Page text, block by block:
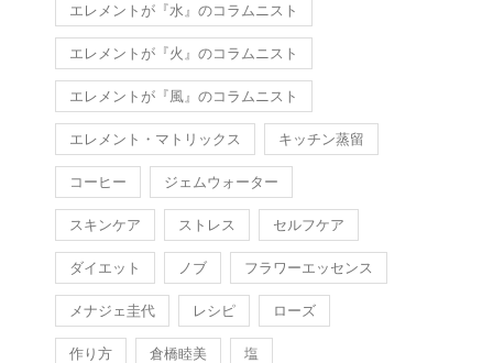
エレメントが『水』のコラムニスト
エレメントが『火』のコラムニスト
エレメントが『風』のコラムニスト
エレメント・マトリックス キッチン蒸留
コーヒー ジェムウォーター
スキンケア ストレス セルフケア
ダイエット ノブ フラワーエッセンス
メナジェ圭代 レシピ ローズ
作り方 倉橋睦美 塩